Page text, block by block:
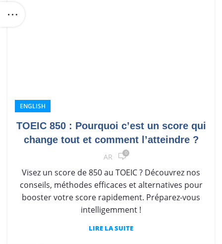
ENGLISH
TOEIC 850 : Pourquoi c’est un score qui
change tout et comment l’atteindre ?
AR 0
Visez un score de 850 au TOEIC ? Découvrez nos
conseils, méthodes efficaces et alternatives pour
booster votre score rapidement. Préparez-vous
intelligemment !
LIRE LA SUITE